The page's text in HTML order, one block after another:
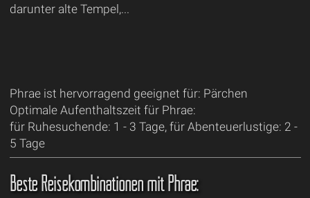
darunter alte Tempel,...
Phrae ist hervorragend geeignet für: Pärchen
Optimale Aufenthaltszeit für Phrae:
für Ruhesuchende: 1 - 3 Tage, für Abenteuerlustige: 2 -
5 Tage
Beste Reisekombinationen mit Phrae: